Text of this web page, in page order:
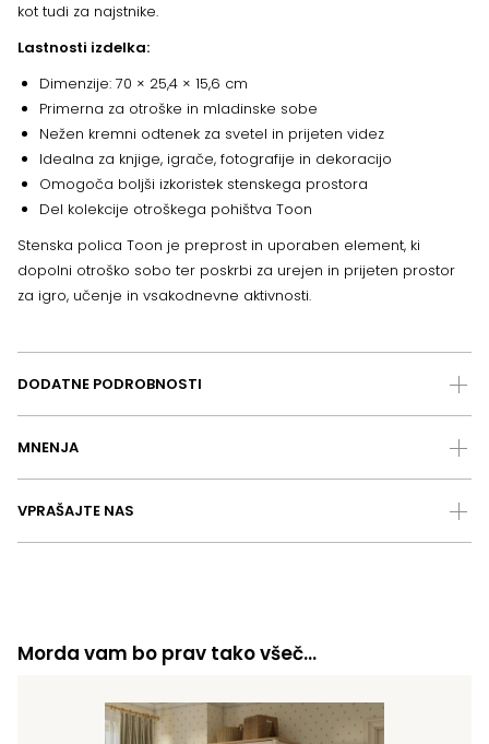
kot tudi za najstnike.
Lastnosti izdelka:
Dimenzije: 70 × 25,4 × 15,6 cm
Primerna za otroške in mladinske sobe
Nežen kremni odtenek za svetel in prijeten videz
Idealna za knjige, igrače, fotografije in dekoracijo
Omogoča boljši izkoristek stenskega prostora
Del kolekcije otroškega pohištva Toon
Stenska polica Toon je preprost in uporaben element, ki
dopolni otroško sobo ter poskrbi za urejen in prijeten prostor
za igro, učenje in vsakodnevne aktivnosti.
DODATNE PODROBNOSTI
MNENJA
VPRAŠAJTE NAS
Morda vam bo prav tako všeč…